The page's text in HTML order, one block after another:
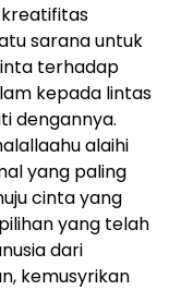
sarana untuk
terhadap
kepada lintas
dengannya.
alaihi
yang paling
cinta yang
yang telah
dari
kemusyrikan